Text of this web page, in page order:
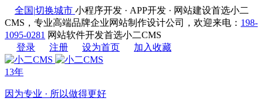
全国|切换城市 小程序开发 · APP开发 · 网站建设首选小二
CMS，专业高端品牌企业网站制作设计公司，欢迎来电： 198-
1095-0281 网站软件开发首选小二CMS
登录
注册 设为首页 加入收藏
13年
因为专业 · 所以做得更好